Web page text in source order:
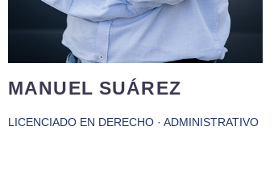
MANUEL SUÁREZ
LICENCIADO EN DERECHO · ADMINISTRATIVO